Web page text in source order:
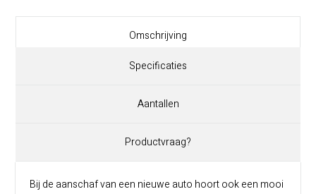
Omschrijving
Specificaties
Aantallen
Productvraag?
Bij de aanschaf van een nieuwe auto hoort ook een mooi